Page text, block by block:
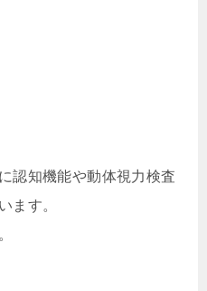
認知機能や動体視力検査
ます。